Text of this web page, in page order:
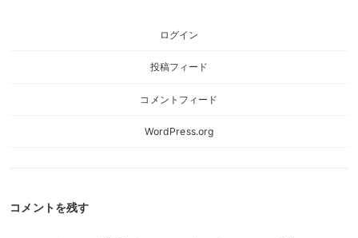
ログイン
投稿フィード
コメントフィード
WordPress.org
コメントを残す